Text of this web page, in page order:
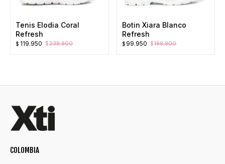
Tenis Elodia Coral
Refresh
$239.900
El
$ 119.950
El
Botin Xiara Blanco
Refresh
$199.900
El
$ 99.950
El
COLOMBIA